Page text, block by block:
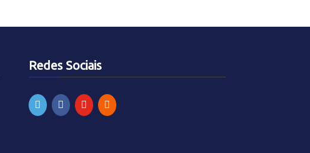
Redes Sociais